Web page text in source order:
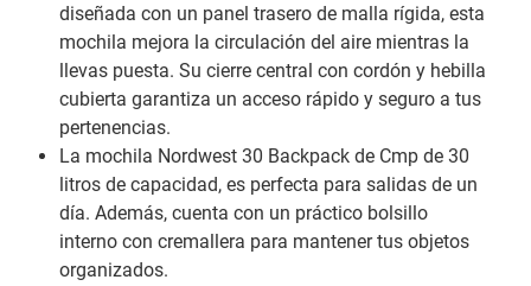
diseñada con un panel trasero de malla rígida, esta
mochila mejora la circulación del aire mientras la
llevas puesta. Su cierre central con cordón y hebilla
cubierta garantiza un acceso rápido y seguro a tus
pertenencias.
La mochila Nordwest 30 Backpack de Cmp de 30
litros de capacidad, es perfecta para salidas de un
día. Además, cuenta con un práctico bolsillo
interno con cremallera para mantener tus objetos
organizados.